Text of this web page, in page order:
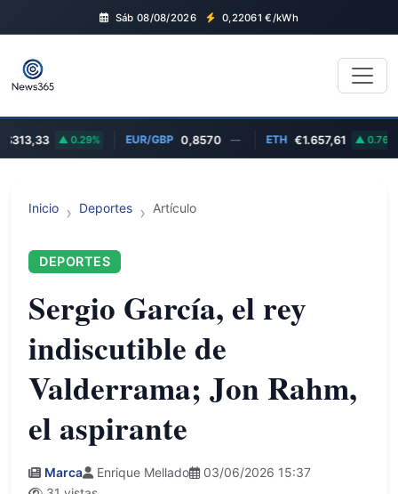
Sáb 08/08/2026 0,22061 €/kWh
0.29% EUR/GBP 0,8570 — ETH €1.657,61 0.76%
Inicio Deportes Artículo
DEPORTES
Sergio García, el rey
indiscutible de
Valderrama; Jon Rahm,
el aspirante
Marca Enrique Mellado
03/06/2026 15:37